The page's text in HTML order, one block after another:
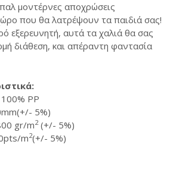
μοντέρνες αποχρώσεις
που θα λατρέψουν τα παιδιά σας!
εξερευνητή, αυτά τα χαλιά θα σας
διάθεση, και απέραντη φαντασία
PP
5%)
gr/m2(+/- 5%)
m2(+/- 5%)